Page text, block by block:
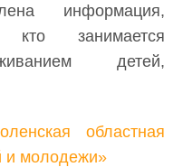
информация,
занимается
детей,
областная
и молодежи»